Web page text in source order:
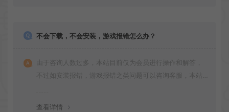
不会下载，不会安装，游戏报错怎么办？
由于咨询人数过多，本站目前仅为会员进行操作和解答，
不过如安装报错，游戏报错之类问题可以咨询客服，本站
查看详情